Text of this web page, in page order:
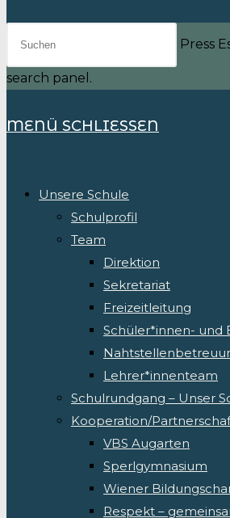
Press
search panel.
MENÜ SCHLIESSEN
Unsere Schule
Schulprofil
Team
Direktion
Sekretariat
Freizeitleitung
Schüler*innen- und
Lehrer*innenteam
Schulrundgang – Unser
Kooperation/
VBS Augarten
Sperlgymnasium
Wiener
Respekt –